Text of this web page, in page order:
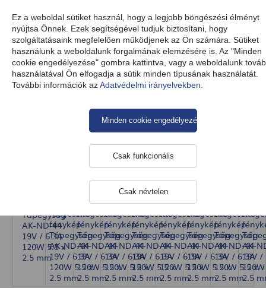
Ez a weboldal sütiket használ, hogy a legjobb böngészési élményt
nyújtsa Önnek. Ezek segítségével tudjuk biztosítani, hogy
szolgáltatásaink megfelelően működjenek az Ön számára. Sütiket
használunk a weboldalunk forgalmának elemzésére is. Az "Minden
cookie engedélyezése" gombra kattintva, vagy a weboldalunk
használatával Ön elfogadja a sütik minden típusának használatát.
További információk azAdatvédelmi irányelvekben.
Csak névtelen
Csak funkcionális
Minden cookie engedélyezése
HU
Termékek Tápegység Laptop tápegységek
120W 5.5 x 2.5 mm